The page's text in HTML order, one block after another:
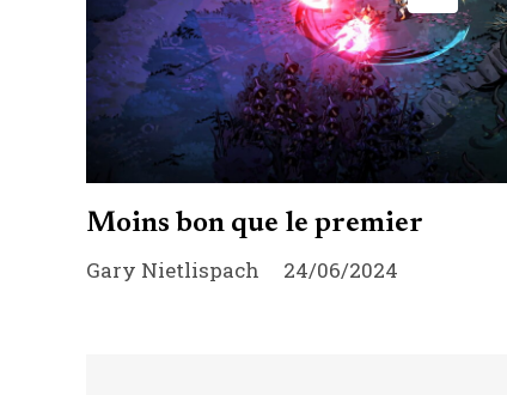
Moins bon que le premier
Gary Nietlispach 24/06/2024